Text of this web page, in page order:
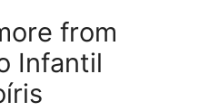
from
Infantil